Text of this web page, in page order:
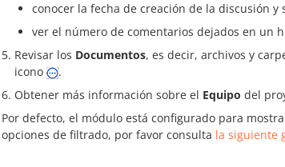
conocer la fecha de creación de la discusión y
ver el número de comentarios dejados en un
Revisar los Documentos, es decir, archivos y
icono
.
Obtener más información sobre el Equipo del
Por defecto, el módulo está configurado para
opciones de filtrado, por favor consulta la siguiente